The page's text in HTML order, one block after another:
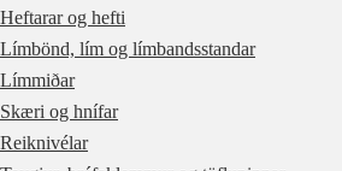
Heftarar og hefti
Límbönd, lím og límbandsstandar
Límmiðar
Skæri og hnífar
Reiknivélar